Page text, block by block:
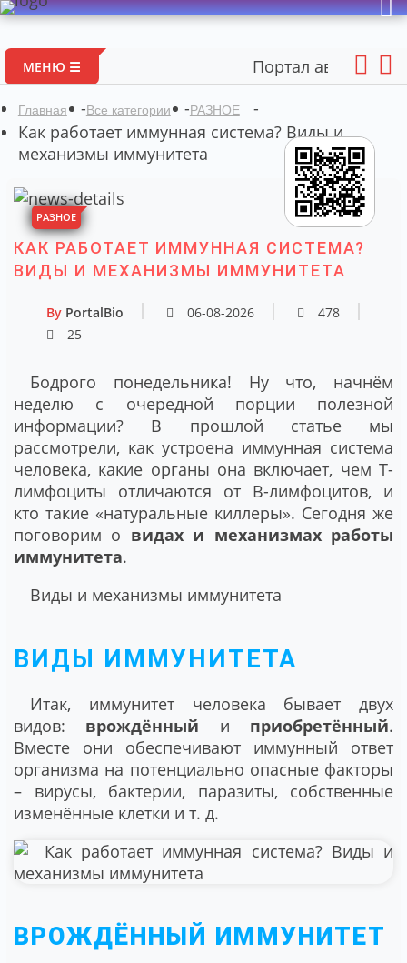
МЕНЮ ☰ Портал авторских
Главная -Все категории -РАЗНОЕ
-
Как работает иммунная система? Виды и
механизмы иммунитета
РАЗНОЕ
КАК РАБОТАЕТ ИММУННАЯ СИСТЕМА?
ВИДЫ И МЕХАНИЗМЫ ИММУНИТЕТА
By PortalBio 06-08-2026
478
25
Бодрого понедельника! Ну что, начнём
неделю с очередной порции полезной
информации? В прошлой статье мы
рассмотрели, как устроена иммунная система
человека, какие органы она включает, чем Т-
лимфоциты отличаются от В-лимфоцитов, и
кто такие «натуральные киллеры». Сегодня же
поговорим о видах и механизмах работы
иммунитета.
Виды и механизмы иммунитета
ВИДЫ ИММУНИТЕТА
Итак, иммунитет человека бывает двух
видов: врождённый и приобретённый.
Вместе они обеспечивают иммунный ответ
организма на потенциально опасные факторы
– вирусы, бактерии, паразиты, собственные
изменённые клетки и т. д.
ВРОЖДЁННЫЙ ИММУНИТЕТ